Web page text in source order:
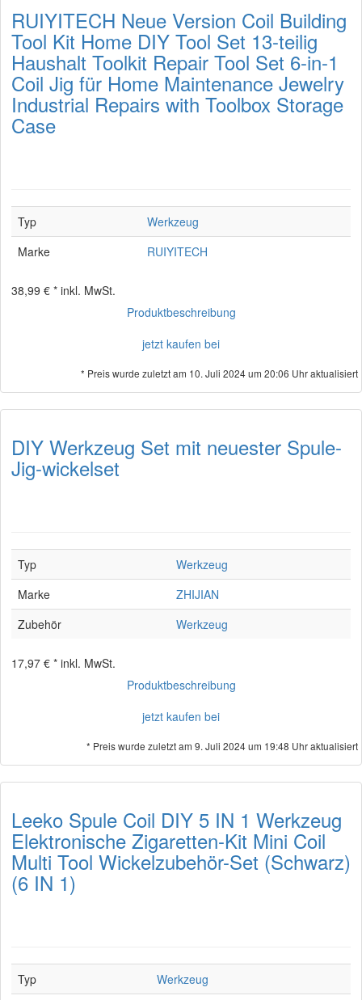
RUIYITECH Neue Version Coil Building
Tool Kit Home DIY Tool Set 13-teilig
Haushalt Toolkit Repair Tool Set 6-in-1
Coil Jig für Home Maintenance Jewelry
Industrial Repairs with Toolbox Storage
Case
Typ
Werkzeug
Marke
RUIYITECH
38,99 € * inkl. MwSt.
Produktbeschreibung
jetzt kaufen bei
* Preis wurde zuletzt am 10. Juli 2024 um 20:06 Uhr aktualisiert
DIY Werkzeug Set mit neuester Spule-
Jig-wickelset
Typ
Werkzeug
Marke
ZHIJIAN
Zubehör
Werkzeug
17,97 € * inkl. MwSt.
Produktbeschreibung
jetzt kaufen bei
* Preis wurde zuletzt am 9. Juli 2024 um 19:48 Uhr aktualisiert
Leeko Spule Coil DIY 5 IN 1 Werkzeug
Elektronische Zigaretten-Kit Mini Coil
Multi Tool Wickelzubehör-Set (Schwarz)
(6 IN 1)
Typ
Werkzeug